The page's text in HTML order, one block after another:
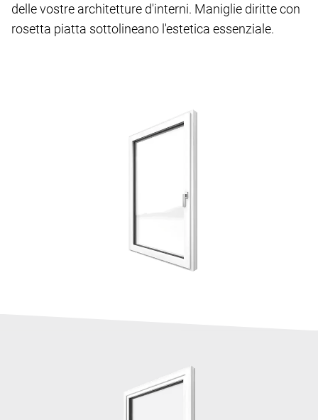
delle vostre architetture d'interni. Maniglie diritte con
rosetta piatta sottolineano l'estetica essenziale.